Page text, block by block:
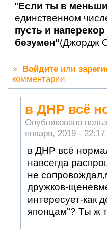
"Если ты в
единственном
пусть и
безумен"(Джордж
» Войдите или
комментарии
в ДНР всё
Опубликовано
января, 2019 - 22:17
в ДНР всё
навсегда
не
дружков-
интересует-как
японцам"? Ты ж